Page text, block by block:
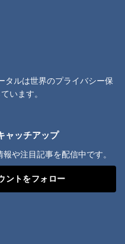
タルは世界のプライバシー保
います。
ャッチアップ
や注目記事を配信中です。
ントをフォロー